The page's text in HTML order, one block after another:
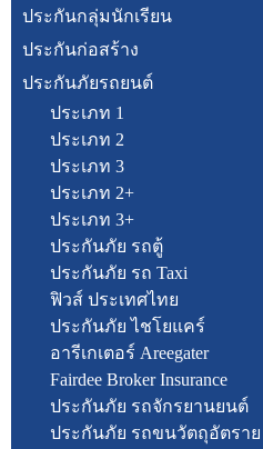
ประกันกลุ่มนักเรียน
ประกันก่อสร้าง
ประกันภัยรถยนต์
ประเภท 1
ประเภท 2
ประเภท 3
ประเภท 2+
ประเภท 3+
ประกันภัย รถตู้
ประกันภัย รถ Taxi
ฟิวส์ ประเทศไทย
ประกันภัย ไชโยแคร์
อารีเกเตอร์ Areegater
Fairdee Broker Insurance
ประกันภัย รถจักรยานยนต์
ประกันภัย รถขนวัตถุอัตราย